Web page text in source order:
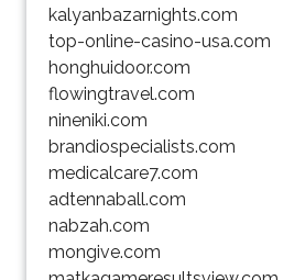
kalyanbazarnights.com
top-online-casino-usa.com
honghuidoor.com
flowingtravel.com
nineniki.com
brandiospecialists.com
medicalcare7.com
adtennaball.com
nabzah.com
mongive.com